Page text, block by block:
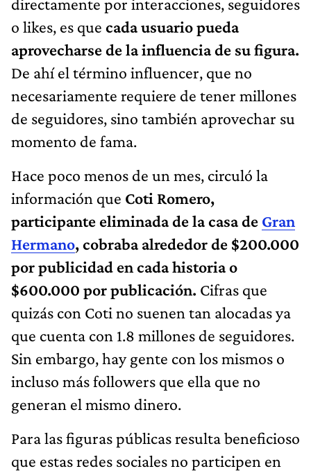
o likes, es que cada usuario pueda
aprovecharse de la influencia de su figura.
De ahí el término influencer, que no
necesariamente requiere de tener millones
de seguidores, sino también aprovechar su
momento de fama.
Hace poco menos de un mes, circuló la
información que Coti Romero,
participante eliminada de la casa de Gran
Hermano, cobraba alrededor de $200.000
por publicidad en cada historia o
$600.000 por publicación. Cifras que
quizás con Coti no suenen tan alocadas ya
que cuenta con 1.8 millones de seguidores.
Sin embargo, hay gente con los mismos o
incluso más followers que ella que no
generan el mismo dinero.
Para las figuras públicas resulta beneficioso
que estas redes sociales no participen en